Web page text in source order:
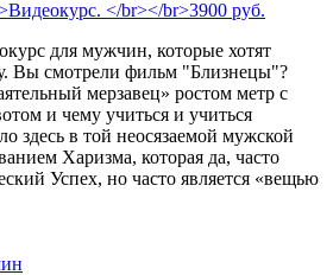
для мужчин, которые хотят
Вы смотрели фильм "Близнецы"?
мерзавец» ростом метр с
и чему учиться и учиться
здесь в той неосязаемой мужской
Харизма, которая да, часто
Успех, но часто является «вещью